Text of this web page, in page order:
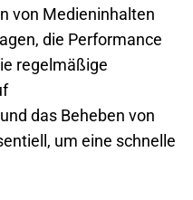
von Medieninhalten
die Performance
regelmäßige
das Beheben von
um eine schnelle